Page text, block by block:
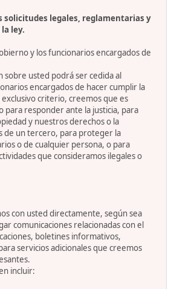
solicitudes legales, reglamentarias y
ley.
y los funcionarios encargados de
sobre usted podrá ser cedida al
encargados de hacer cumplir la
criterio, creemos que es
para responder ante la justicia, para
y nuestros derechos o la
de un tercero, para proteger la
o de cualquier persona, o para
que consideramos ilegales o
con usted directamente, según sea
comunicaciones relacionadas con el
boletines informativos,
servicios adicionales que creemos
incluir: